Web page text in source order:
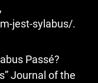
jest-sylabus/.
Passé?
Journal of the